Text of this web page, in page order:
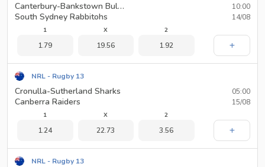
Canterbury-Bankstown Bulldogs
South Sydney Rabbitohs
10:00
14/08
1
1.79
X
19.56
2
1.92
NRL - Rugby 13
Cronulla-Sutherland Sharks
Canberra Raiders
05:00
15/08
1
1.24
X
22.73
2
3.56
NRL - Rugby 13